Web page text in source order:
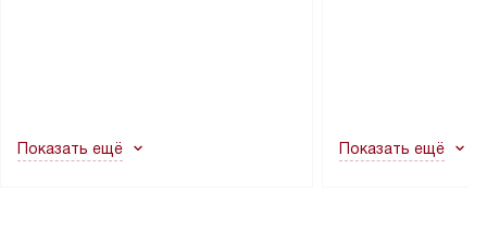
в гарантийном ремонте в будущем.
Показать ещё
не включаются:
Показать ещё